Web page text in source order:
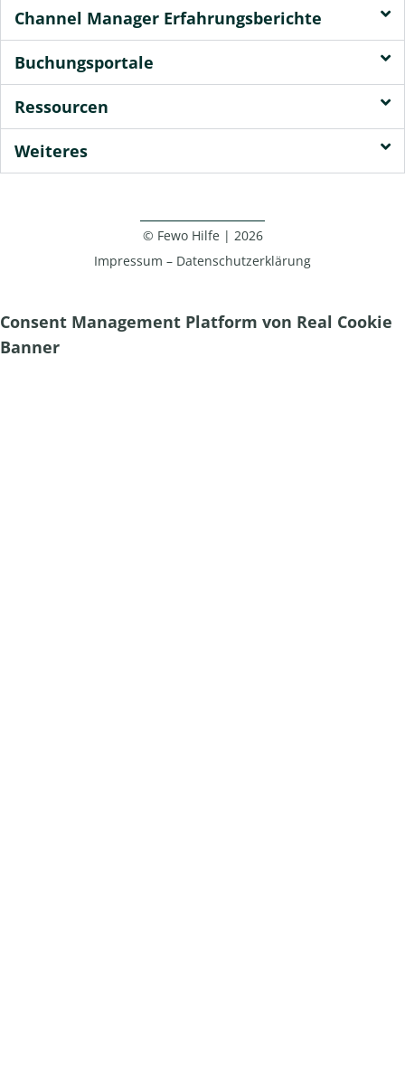
Channel Manager Erfahrungsberichte
Buchungsportale
Ressourcen
Weiteres
© Fewo Hilfe | 2026
Impressum – Datenschutzerklärung
Consent Management Platform von Real Cookie
Banner